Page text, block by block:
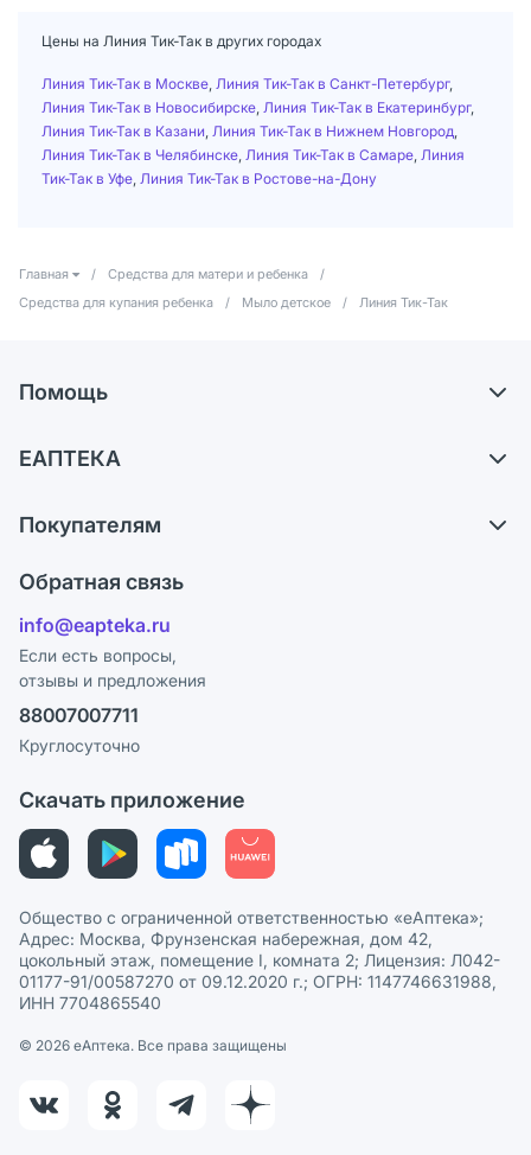
Цены на Линия Тик-Так в других городах
Линия Тик-Так в Москве Линия Тик-Так в Санкт-Петербург,
Линия Тик-Так в Новосибирске Линия Тик-Так в Екатеринбург,
Линия Тик-Так в Казани Линия Тик-Так в Нижнем Новгород
Линия Тик-Так в Челябинске Линия Тик-Так в Самаре Линия
Тик-Так в Уфе Линия Тик-Так в Ростове-на-Дону
Главная / Средства для матери и ребенка
/
Средства для купания ребенка
/ Мыло детское / Линия Тик-Так
Помощь
Самовывоз из аптек
Ответы на вопросы
Блог
ЕАПТЕКА
Карьера
Поставщики
Лицензия
Реклама на сайте
Ваши товары на ЕАПТЕКЕ
Покупателям
Программа СберСпасибо
Политика конфиденциальности
Пользовательское соглашение
Политика рекомендаций
Этика и соответствие
Политика в отношении обработки персональных данных
Обратная связь
info@eapteka.ru
Если есть вопросы,
отзывы и предложения
88007007711
Круглосуточно
Скачать приложение
Общество с ограниченной ответственностью «еАптека»;
Адрес: Москва, Фрунзенская набережная, дом 42,
цокольный этаж, помещение I, комната 2; Лицензия: Л042-
01177-91/00587270 от 09.12.2020 г.; ОГРН: 1147746631988,
ИНН 7704865540
© 2026 eАптека. Все права защищены